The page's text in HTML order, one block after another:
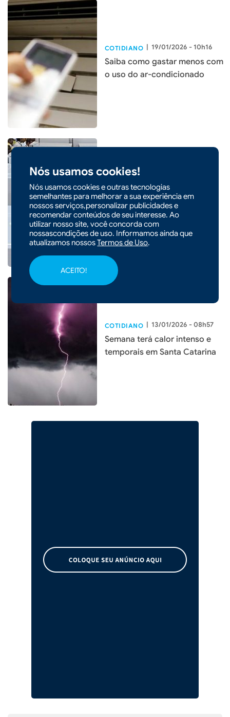
Nós usamos cookies!
Nós usamos cookies e outras tecnologias
semelhantes para melhorar a sua experiência em
nossos serviços,personalizar publicidades e
recomendar conteúdos de seu interesse. Ao
utilizar nosso site, você concorda com
nossascondições de uso. Informamos ainda que
atualizamos nossosTermos de Uso.
ACEITO!
COTIDIANO | 19/01/2026 - 10h16
Saiba como gastar menos com
o uso do ar-condicionado
Inmetro orienta uso da
geladeira para reduzir
consumo de energia
COTIDIANO | 13/01/2026 - 08h57
Semana terá calor intenso e
temporais em Santa Catarina